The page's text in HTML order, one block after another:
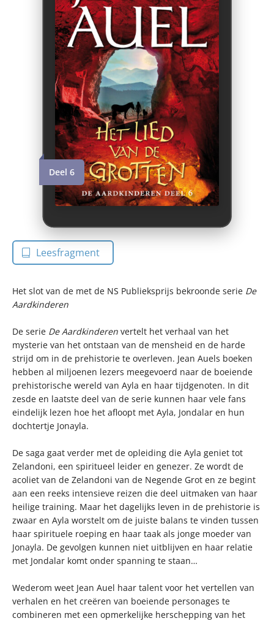
Deel 6
Leesfragment
Het slot van de met de NS Publieksprijs bekroonde serie De
Aardkinderen
De serie De Aardkinderen vertelt het verhaal van het
mysterie van het ontstaan van de mensheid en de harde
strijd om in de prehistorie te overleven. Jean Auels boeken
hebben al miljoenen lezers meegevoerd naar de boeiende
prehistorische wereld van Ayla en haar tijdgenoten. In dit
zesde en laatste deel van de serie kunnen haar vele fans
eindelijk lezen hoe het afloopt met Ayla, Jondalar en hun
dochtertje Jonayla.
De saga gaat verder met de opleiding die Ayla geniet tot
Zelandoni, een spiritueel leider en genezer. Ze wordt de
acoliet van de Zelandoni van de Negende Grot en ze begint
aan een reeks intensieve reizen die deel uitmaken van haar
heilige training. Maar het dagelijks leven in de prehistorie is
zwaar en Ayla worstelt om de juiste balans te vinden tussen
haar spirituele roeping en haar taak als jonge moeder van
Jonayla. De gevolgen kunnen niet uitblijven en haar relatie
met Jondalar komt onder spanning te staan…
Wederom weet Jean Auel haar talent voor het vertellen van
verhalen en het creëren van boeiende personages te
combineren met een opmerkelijke herschepping van het